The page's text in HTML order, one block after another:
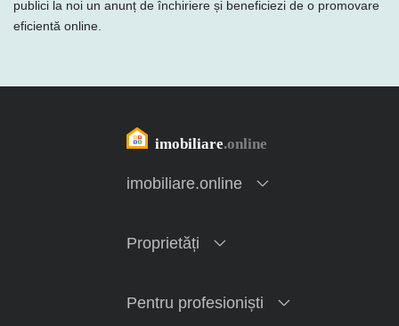
publici la noi un anunț de închiriere și beneficiezi de o promovare
eficientă online.
imobiliare.online
Proprietăți
Pentru profesioniști